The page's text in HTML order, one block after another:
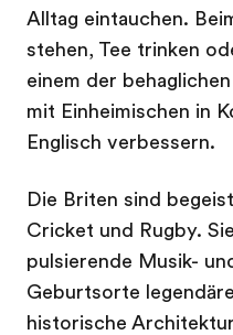
Alltag eintauchen.
stehen, Tee trinken
einem der
mit Einheimischen in
Englisch verbessern.
Die Briten sind
Cricket und Rugby.
pulsierende Musik-
Geburtsorte
historische